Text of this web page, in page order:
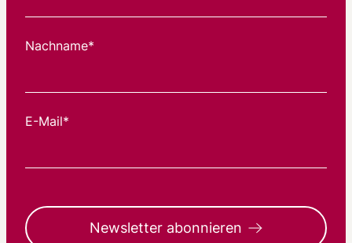
Nachname*
E-Mail*
Newsletter abonnieren